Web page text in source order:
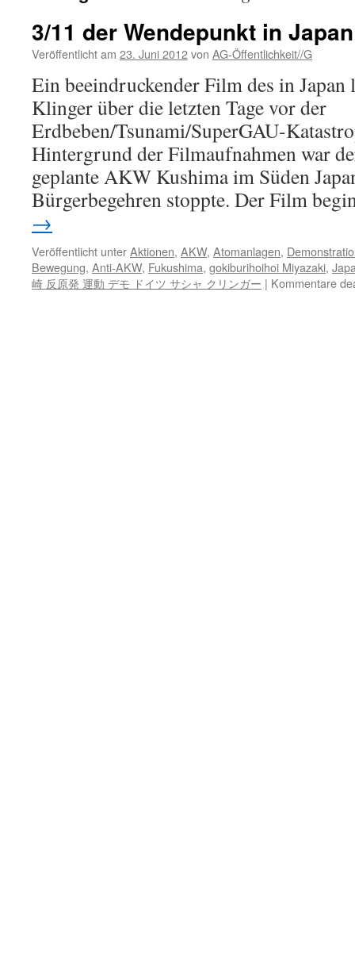
3/11 der Wendepunkt in
Veröffentlicht am 23. Juni 2012von AG-Öffentlichkeit//G
Ein beeindruckender Film des in Japan
Klinger über die letzten Tage vor der
Erdbeben/Tsunami/SuperGAU-
Hintergrund der Filmaufnahmen war
geplante AKW Kushima im Süden
Bürgerbegehren stoppte. Der Film
→
Veröffentlicht unterAktionen, AKW, Atomanlagen,
Bewegung, Anti-AKW, Fukushima, gokiburihoihoi Miyazaki,
崎 反原発 運動 デモ ドイツ サシャ クリンガー | Kommentare